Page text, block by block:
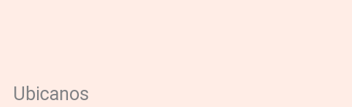
Ubicanos